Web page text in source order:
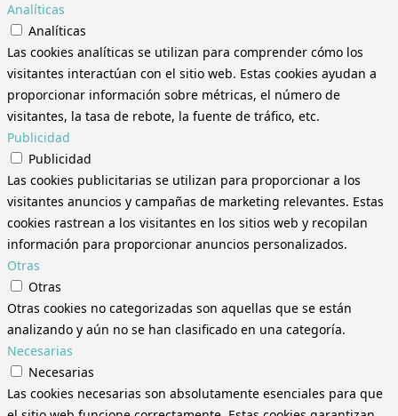
Analíticas
Analíticas
Las cookies analíticas se utilizan para comprender cómo los
visitantes interactúan con el sitio web. Estas cookies ayudan a
proporcionar información sobre métricas, el número de
visitantes, la tasa de rebote, la fuente de tráfico, etc.
Publicidad
Publicidad
Las cookies publicitarias se utilizan para proporcionar a los
visitantes anuncios y campañas de marketing relevantes. Estas
cookies rastrean a los visitantes en los sitios web y recopilan
información para proporcionar anuncios personalizados.
Otras
Otras
Otras cookies no categorizadas son aquellas que se están
analizando y aún no se han clasificado en una categoría.
Necesarias
Necesarias
Las cookies necesarias son absolutamente esenciales para que